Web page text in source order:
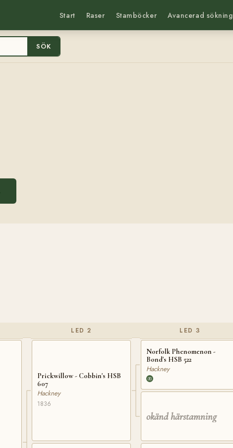
Start Raser Stamböcker Avancerad sökning
SÖK
LED 2
Prickwillow - Cobbin's HSB
607
Hackney
1836
LED 3
Norfolk Phenomenon -
Bond's HSB 522
Hackney
okänd härstamning